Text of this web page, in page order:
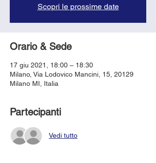
Scopri le prossime date
Orario & Sede
17 giu 2021, 18:00 – 18:30
Milano, Via Lodovico Mancini, 15, 20129
Milano MI, Italia
Partecipanti
Vedi tutto